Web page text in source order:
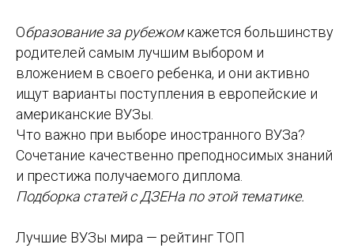
Образование за рубежомкажется большинству
родителей самым лучшим выбором и
вложением в своего ребенка, и они активно
ищут варианты поступления в европейские и
американские ВУЗы.
Что важно при выборе иностранного ВУЗа?
Сочетание качественно преподносимых знаний
и престижа получаемого диплома.
Подборка статей с ДЗЕНа по этой тематике.
Лучшие ВУЗы мира — рейтинг ТОП